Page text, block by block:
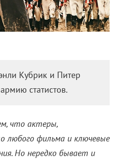
Кубрик и Питер
статистов.
что актеры,
любого фильма и ключевые
Но нередко бывает и